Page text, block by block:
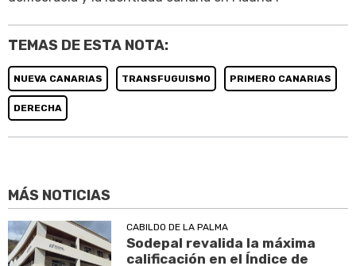
TEMAS DE ESTA NOTA:
NUEVA CANARIAS TRANSFUGUISMO PRIMERO CANARIAS
DERECHA
MÁS NOTICIAS
CABILDO DE LA PALMA
Sodepal revalida la máxima
calificación en el Índice de